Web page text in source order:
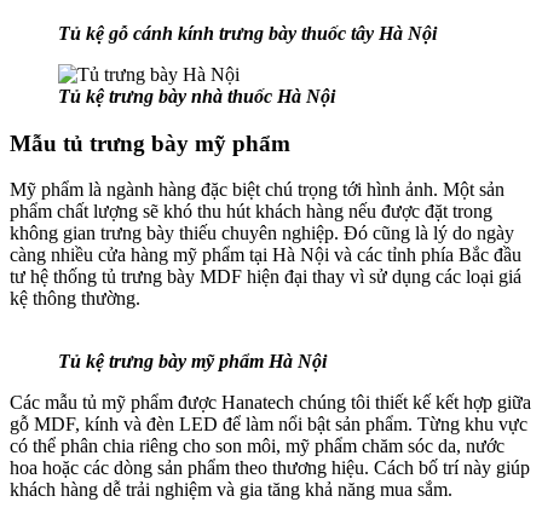
Tủ kệ gỗ cánh kính trưng bày thuốc tây Hà Nội
Tủ kệ trưng bày nhà thuốc Hà Nội
Mẫu tủ trưng bày mỹ phẩm
Mỹ phẩm là ngành hàng đặc biệt chú trọng tới hình ảnh. Một sản
phẩm chất lượng sẽ khó thu hút khách hàng nếu được đặt trong
không gian trưng bày thiếu chuyên nghiệp. Đó cũng là lý do ngày
càng nhiều cửa hàng mỹ phẩm tại Hà Nội và các tỉnh phía Bắc đầu
tư hệ thống tủ trưng bày MDF hiện đại thay vì sử dụng các loại giá
kệ thông thường.
Tủ kệ trưng bày mỹ phẩm Hà Nội
Các mẫu tủ mỹ phẩm được Hanatech chúng tôi thiết kế kết hợp giữa
gỗ MDF, kính và đèn LED để làm nổi bật sản phẩm. Từng khu vực
có thể phân chia riêng cho son môi, mỹ phẩm chăm sóc da, nước
hoa hoặc các dòng sản phẩm theo thương hiệu. Cách bố trí này giúp
khách hàng dễ trải nghiệm và gia tăng khả năng mua sắm.